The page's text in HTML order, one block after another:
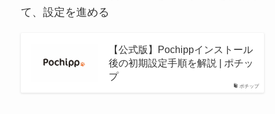
て、設定を進める
ポチップ
【公式版】Pochippインストール
後の初期設定手順を解説 | ポチッ
プ